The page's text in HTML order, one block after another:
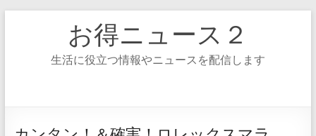
お得ニュース２
生活に役立つ情報やニュースを配信します